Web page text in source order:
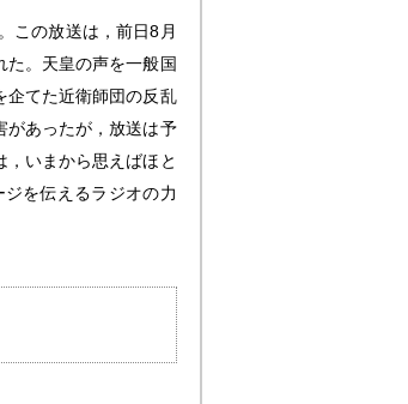
この放送は，前日8月
た。天皇の声を一般国
企てた近衛師団の反乱
があったが，放送は予
いまから思えばほと
を伝えるラジオの力